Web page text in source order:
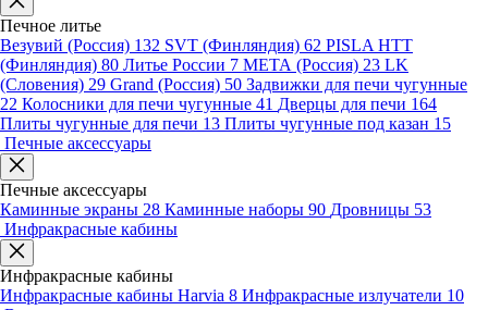
Печное литье
Везувий (Россия) 132 SVT (Финляндия) 62 PISLA HTT
(Финляндия) 80 Литье России 7 МЕТА (Россия) 23 LK
(Словения) 29 Grand (Россия) 50 Задвижки для печи чугунные
22 Колосники для печи чугунные 41 Дверцы для печи 164
Плиты чугунные для печи 13 Плиты чугунные под казан 15
Печные аксессуары
Печные аксессуары
Каминные экраны 28 Каминные наборы 90 Дровницы 53
Инфракрасные кабины
Инфракрасные кабины
Инфракрасные кабины Harvia 8 Инфракрасные излучатели 10